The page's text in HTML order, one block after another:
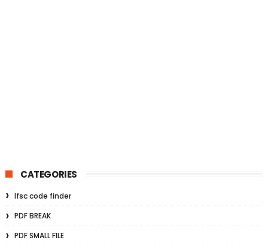
CATEGORIES
Ifsc code finder
PDF BREAK
PDF SMALL FILE